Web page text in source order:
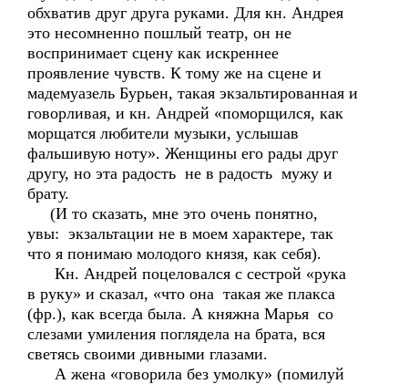
обхватив друг друга руками. Для кн. Андрея
это несомненно пошлый театр, он не
воспринимает сцену как искреннее
проявление чувств. К тому же на сцене и
мадемуазель Бурьен, такая экзальтированная и
говорливая, и кн. Андрей «поморщился, как
морщатся любители музыки, услышав
фальшивую ноту». Женщины его рады друг
другу, но эта радость не в радость мужу и
брату.
(И то сказать, мне это очень понятно,
увы: экзальтации не в моем характере, так
что я понимаю молодого князя, как себя).
Кн. Андрей поцеловался с сестрой «рука
в руку» и сказал, «что она такая же плакса
(фр.), как всегда была. А княжна Марья со
слезами умиления поглядела на брата, вся
светясь своими дивными глазами.
А жена «говорила без умолку» (помилуй